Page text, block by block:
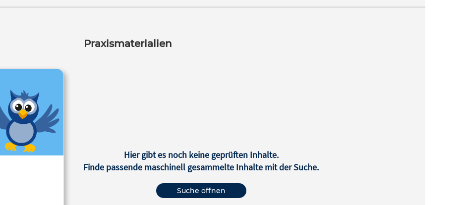
Praxismaterialien
Hier gibt es noch keine geprüften Inhalte.
Finde passende maschinell gesammelte Inhalte mit der Suche.
Suche öffnen